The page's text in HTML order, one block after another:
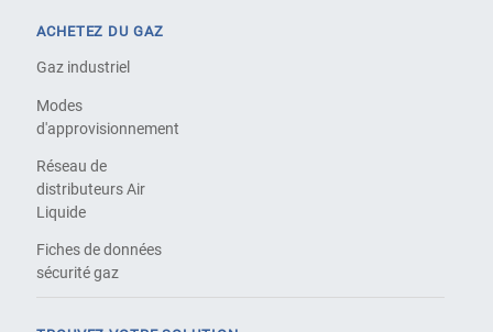
ACHETEZ DU GAZ
Gaz industriel
Modes
d'approvisionnement
Réseau de
distributeurs Air
Liquide
Fiches de données
sécurité gaz